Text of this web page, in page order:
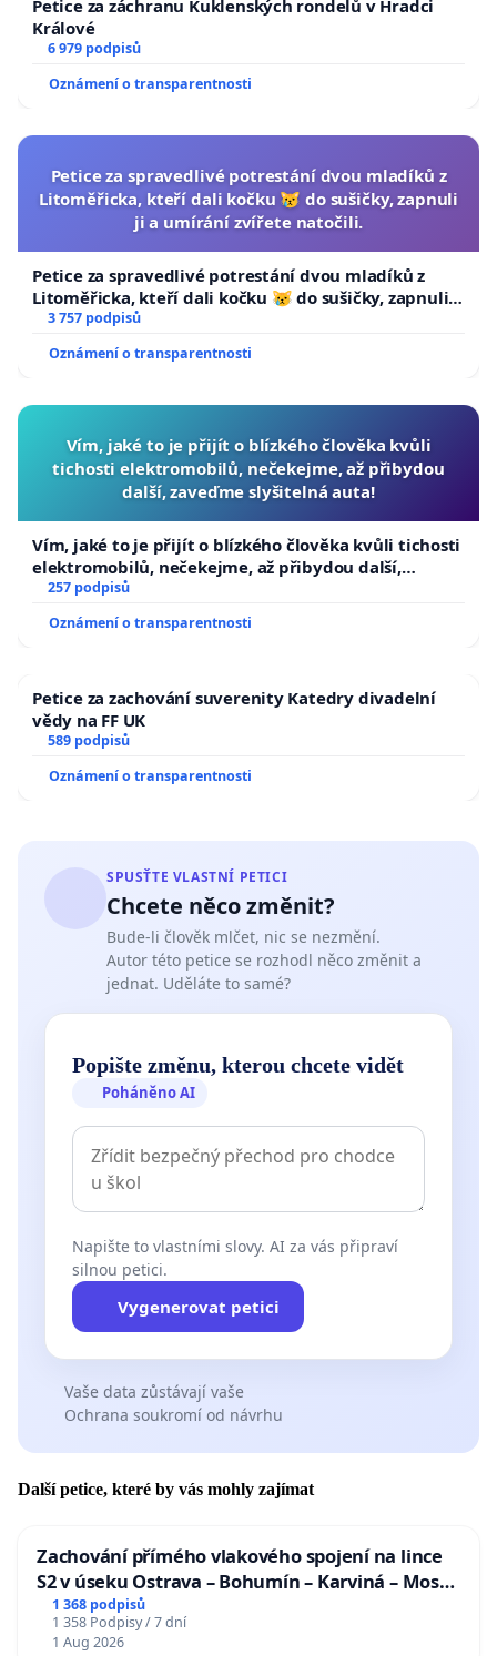
Petice za záchranu Kuklenských rondelů v Hradci
Králové
6 979 podpisů
Oznámení o transparentnosti
Petice za spravedlivé potrestání dvou mladíků z
Litoměřicka, kteří dali kočku 😿 do sušičky, zapnuli
ji a umírání zvířete natočili.
Petice za spravedlivé potrestání dvou mladíků z
Litoměřicka, kteří dali kočku 😿 do sušičky, zapnuli ji
a umírání zvířete natočili.
3 757 podpisů
Oznámení o transparentnosti
Vím, jaké to je přijít o blízkého člověka kvůli
tichosti elektromobilů, nečekejme, až přibydou
další, zaveďme slyšitelná auta!
Vím, jaké to je přijít o blízkého člověka kvůli tichosti
elektromobilů, nečekejme, až přibydou další,
zaveďme slyšitelná auta!
257 podpisů
Oznámení o transparentnosti
Petice za zachování suverenity Katedry divadelní
vědy na FF UK
589 podpisů
Oznámení o transparentnosti
SPUSŤTE VLASTNÍ PETICI
Chcete něco změnit?
Bude-li člověk mlčet, nic se nezmění.
Autor této petice se rozhodl něco změnit a
jednat. Uděláte to samé?
Popište změnu, kterou chcete vidět
Poháněno AI
Napište to vlastními slovy. AI za vás připraví
silnou petici.
Vygenerovat petici
Vaše data zůstávají vaše
Ochrana soukromí od návrhu
Další petice, které by vás mohly zajímat
Zachování přímého vlakového spojení na lince
S2 v úseku Ostrava – Bohumín – Karviná – Mosty
u Jablunkova
1 368 podpisů
1 358 Podpisy / 7 dní
1 Aug 2026